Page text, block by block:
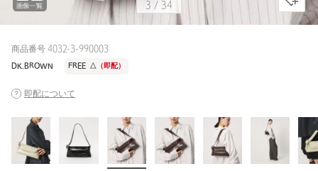
3 / 34
商品番号 4032-3-990003
DK.BROWN FREE △ （即配）
即配について